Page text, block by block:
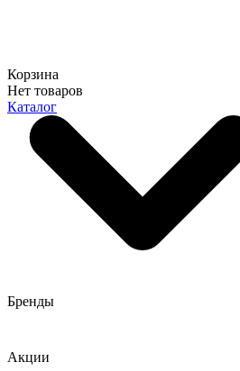
Корзина
Нет товаров
Каталог
Бренды
Акции